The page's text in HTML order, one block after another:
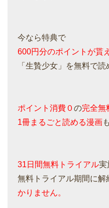
今なら特典で
600円分のポイントが貰
「生贄少女」を無料で読
ポイント消費０の完全無
1冊まるごと読める漫画
31日間無料トライアル実
無料トライアル期間に解
かりません。